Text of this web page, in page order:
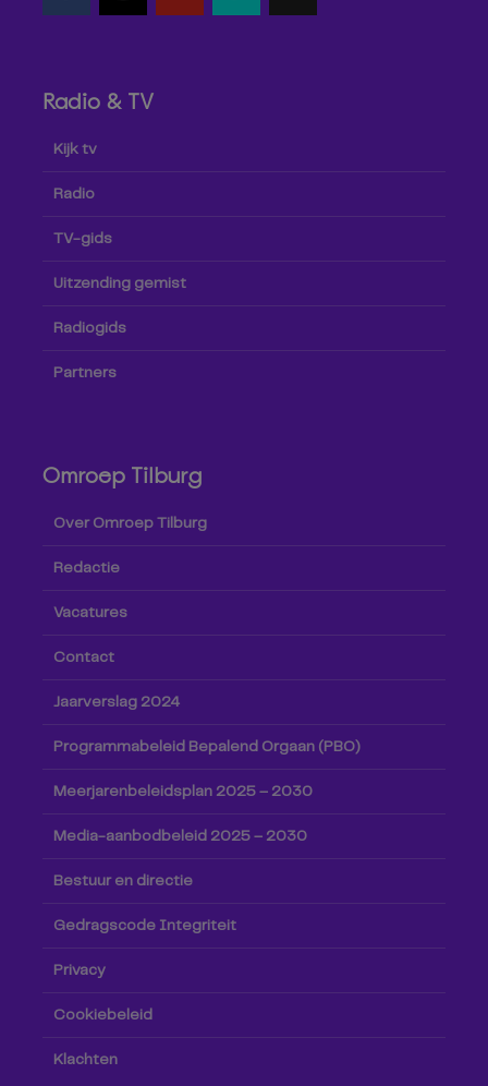
Radio & TV
Kijk tv
Radio
TV-gids
Uitzending gemist
Radiogids
Partners
Omroep Tilburg
Over Omroep Tilburg
Redactie
Vacatures
Contact
Jaarverslag 2024
Programmabeleid Bepalend Orgaan (PBO)
Meerjarenbeleidsplan 2025 – 2030
Media-aanbodbeleid 2025 – 2030
Bestuur en directie
Gedragscode Integriteit
Privacy
Cookiebeleid
Klachten